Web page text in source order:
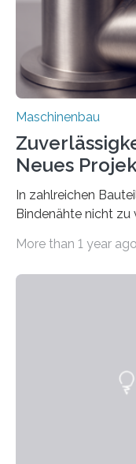
vom 23. bis 25.
Maschinenbau
Neues
In zahlreichen
Bindenähte nicht zu
Matrixmaterials eine
Durch den
More than 1 year ago